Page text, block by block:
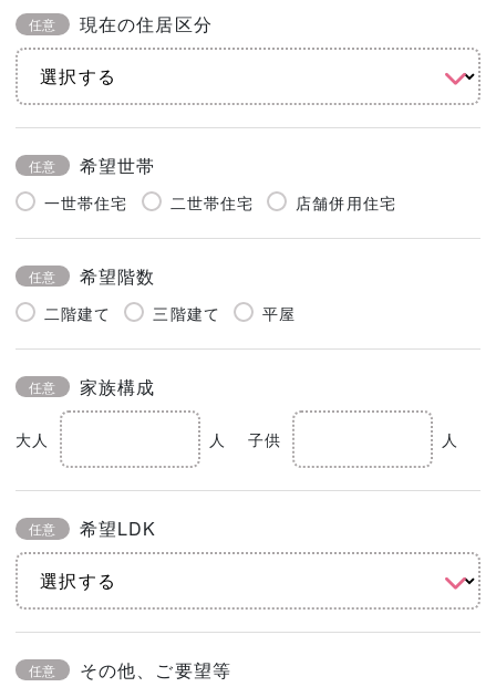
任意 現在の住居区分
任意 希望世帯
一世帯住宅 二世帯住宅 店舗併用住宅
任意 希望階数
二階建て 三階建て 平屋
任意 家族構成
大人 人 子供 人
任意 希望LDK
任意 その他、ご要望等